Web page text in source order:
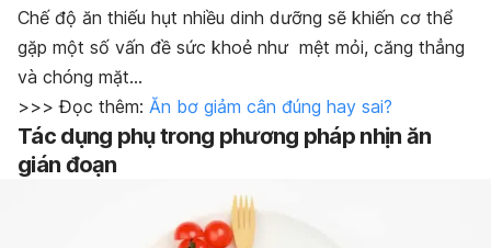
Chế độ ăn thiếu hụt nhiều dinh dưỡng sẽ khiến cơ thể
gặp một số vấn đề sức khoẻ như mệt mỏi, căng thẳng
và chóng mặt…
>>> Đọc thêm: Ăn bơ giảm cân đúng hay sai?
Tác dụng phụ trong phương pháp nhịn ăn
gián đoạn